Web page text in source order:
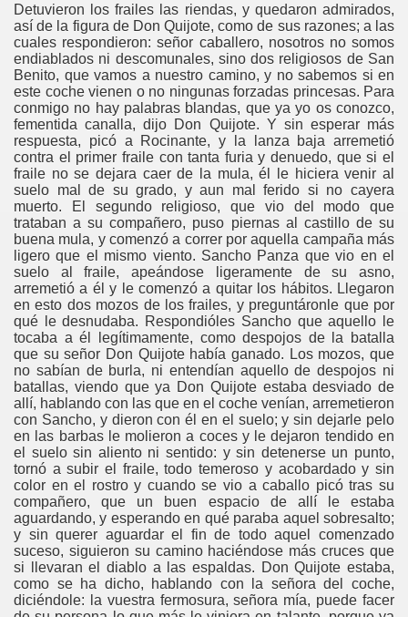
Detuvieron los frailes las riendas, y quedaron admirados,
así de la figura de Don Quijote, como de sus razones; a las
cuales respondieron: señor caballero, nosotros no somos
endiablados ni descomunales, sino dos religiosos de San
Benito, que vamos a nuestro camino, y no sabemos si en
este coche vienen o no ningunas forzadas princesas. Para
conmigo no hay palabras blandas, que ya yo os conozco,
fementida canalla, dijo Don Quijote. Y sin esperar más
respuesta, picó a Rocinante, y la lanza baja arremetió
contra el primer fraile con tanta furia y denuedo, que si el
fraile no se dejara caer de la mula, él le hiciera venir al
suelo mal de su grado, y aun mal ferido si no cayera
muerto. El segundo religioso, que vio del modo que
trataban a su compañero, puso piernas al castillo de su
buena mula, y comenzó a correr por aquella campaña más
ligero que el mismo viento. Sancho Panza que vio en el
suelo al fraile, apeándose ligeramente de su asno,
arremetió a él y le comenzó a quitar los hábitos. Llegaron
en esto dos mozos de los frailes, y preguntáronle que por
qué le desnudaba. Respondióles Sancho que aquello le
tocaba a él legítimamente, como despojos de la batalla
que su señor Don Quijote había ganado. Los mozos, que
no sabían de burla, ni entendían aquello de despojos ni
batallas, viendo que ya Don Quijote estaba desviado de
allí, hablando con las que en el coche venían, arremetieron
con Sancho, y dieron con él en el suelo; y sin dejarle pelo
en las barbas le molieron a coces y le dejaron tendido en
el suelo sin aliento ni sentido: y sin detenerse un punto,
tornó a subir el fraile, todo temeroso y acobardado y sin
color en el rostro y cuando se vio a caballo picó tras su
compañero, que un buen espacio de allí le estaba
aguardando, y esperando en qué paraba aquel sobresalto;
y sin querer aguardar el fin de todo aquel comenzado
suceso, siguieron su camino haciéndose más cruces que
si llevaran el diablo a las espaldas. Don Quijote estaba,
como se ha dicho, hablando con la señora del coche,
diciéndole: la vuestra fermosura, señora mía, puede facer